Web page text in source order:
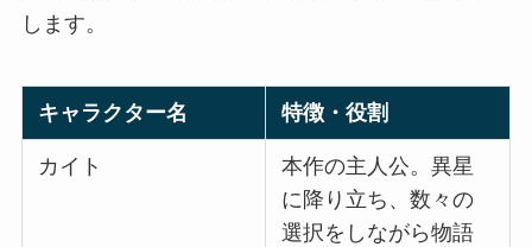
します。
キャラクター名 特徴・役割
カイト
本作の主人公。異星
に降り立ち、数々の
選択をしながら物語